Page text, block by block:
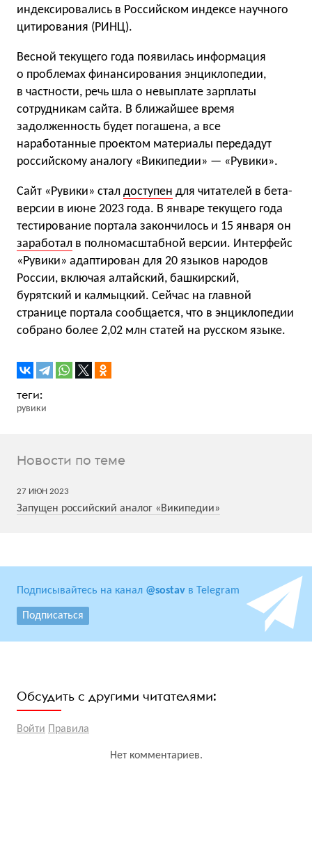
индексировались в Российском индексе научного
цитирования (РИНЦ).
Весной текущего года появилась информация
о проблемах финансирования энциклопедии,
в частности, речь шла о невыплате зарплаты
сотрудникам сайта. В ближайшее время
задолженность будет погашена, а все
наработанные проектом материалы передадут
российскому аналогу «Википедии» — «Рувики».
Сайт «Рувики» стал доступен для читателей в бета-
версии в июне 2023 года. В январе текущего года
тестирование портала закончилось и 15 января он
заработал в полномасштабной версии. Интерфейс
«Рувики» адаптирован для 20 языков народов
России, включая алтайский, башкирский,
бурятский и калмыцкий. Сейчас на главной
странице портала сообщается, что в энциклопедии
собрано более 2,02 млн статей на русском языке.
рувики
Новости по теме
27 ИЮН 2023
Запущен российский аналог «Википедии»
Подписывайтесь на канал @sostav в Telegram
Подписаться
Обсудить с другими читателями:
Войти Правила
Нет комментариев.